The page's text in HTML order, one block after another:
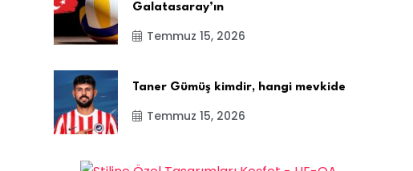
Galatasaray’ın
Temmuz 15, 2026
Taner Gümüş kimdir, hangi mevkide
Temmuz 15, 2026